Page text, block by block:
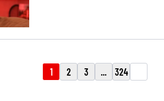
1 2 3 ... 324